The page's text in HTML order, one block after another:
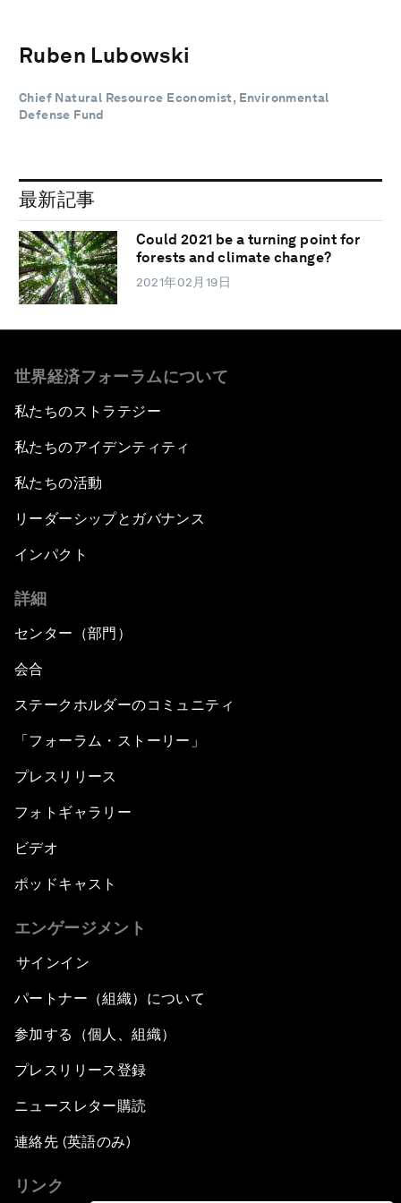
Ruben Lubowski
Chief Natural Resource Economist, Environmental
Defense Fund
最新記事
Could 2021 be a turning point for
forests and climate change?
2021年02月19日
世界経済フォーラムについて
私たちのストラテジー
私たちのアイデンティティ
私たちの活動
リーダーシップとガバナンス
インパクト
詳細
センター（部門）
会合
ステークホルダーのコミュニティ
「フォーラム・ストーリー」
プレスリリース
フォトギャラリー
ビデオ
ポッドキャスト
エンゲージメント
サインイン
パートナー（組織）について
参加する（個人、組織）
プレスリリース登録
ニュースレター購読
連絡先 (英語のみ)
リンク